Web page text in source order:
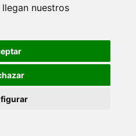
nuestros
realizada porVisionClick®